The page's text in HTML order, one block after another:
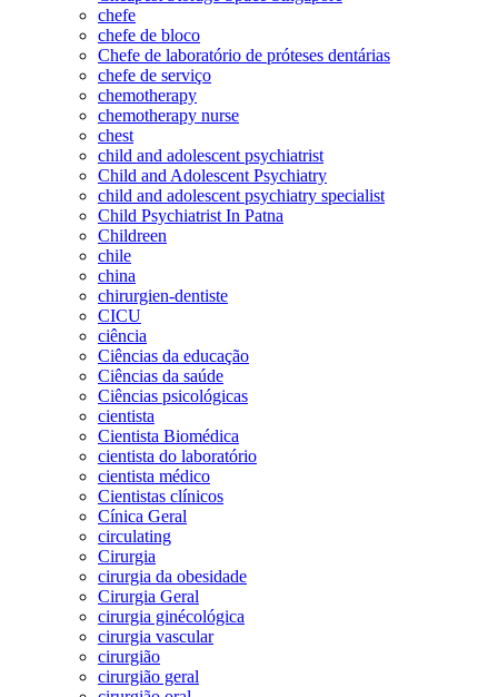
chefe
chefe de bloco
Chefe de laboratório de próteses dentárias
chefe de serviço
chemotherapy
chemotherapy nurse
chest
child and adolescent psychiatrist
Child and Adolescent Psychiatry
child and adolescent psychiatry specialist
Child Psychiatrist In Patna
Childreen
chile
china
chirurgien-dentiste
CICU
ciência
Ciências da educação
Ciências da saúde
Ciências psicológicas
cientista
Cientista Biomédica
cientista do laboratório
cientista médico
Cientistas clínicos
Cínica Geral
circulating
Cirurgia
cirurgia da obesidade
Cirurgia Geral
cirurgia ginécológica
cirurgia vascular
cirurgião
cirurgião geral